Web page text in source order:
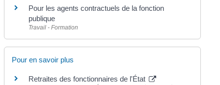
Pour les agents contractuels de la fonction
publique
Travail - Formation
Pour en savoir plus
Retraites des fonctionnaires de l'État